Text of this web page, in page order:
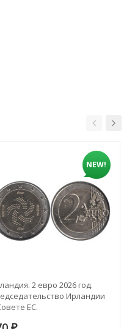
NEW!
2 евро 2026 год.
Ирландии
ЕС.
₽